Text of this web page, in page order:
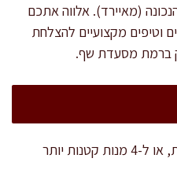
(מאיירד). אלווה אתכם
וטיפים מקצועיים להצלחת
ברמת מסעדת שף.
המתכון מתאים ל-2 מנות עיקריות, או ל-4 מנות קטנות יותר